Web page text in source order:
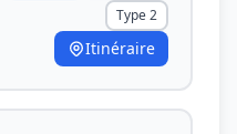
Type 2
Itinéraire